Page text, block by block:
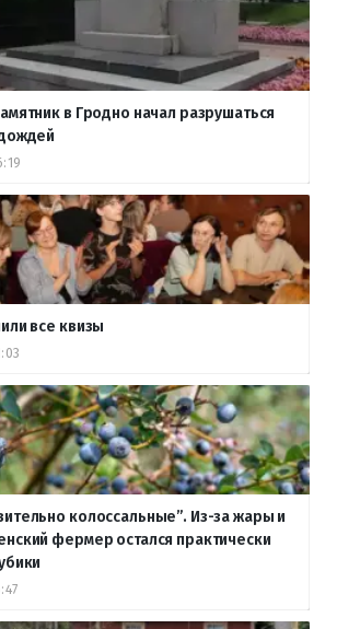
в Гродно начал разрушаться
все квизы
колоссальные”. Из-за жары и
фермер остался практически